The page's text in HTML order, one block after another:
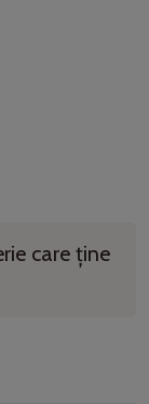
care ține